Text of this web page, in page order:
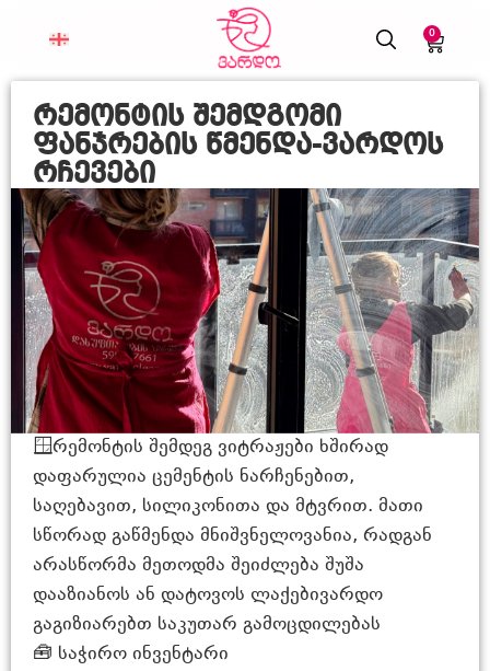
0
რემონტის შემდგომი
ფანჯრების წმენდა-ვარდოს
რჩევები
🪟რემონტის შემდეგ ვიტრაჟები ხშირად
დაფარულია ცემენტის ნარჩენებით,
საღებავით, სილიკონითა და მტვრით. მათი
სწორად გაწმენდა მნიშვნელოვანია, რადგან
არასწორმა მეთოდმა შეიძლება შუშა
დააზიანოს ან დატოვოს ლაქებივარდო
გაგიზიარებთ საკუთარ გამოცდილებას
🧰 საჭირო ინვენტარი